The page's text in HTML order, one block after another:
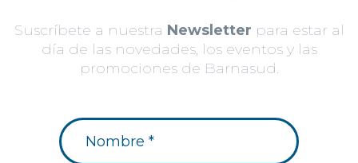
Suscríbete a nuestra Newsletter para estar al
día de las novedades, los eventos y las
promociones de Barnasud.